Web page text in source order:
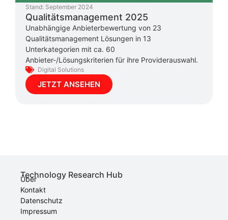
Stand: September 2024
Qualitätsmanagement 2025
Unabhängige Anbieterbewertung von 23
Qualitätsmanagement Lösungen in 13
Unterkategorien mit ca. 60
Anbieter-/Lösungskriterien für ihre Providerauswahl.
Digital Solutions
JETZT ANSEHEN
Technology Research Hub
Über
Kontakt
Datenschutz
Impressum